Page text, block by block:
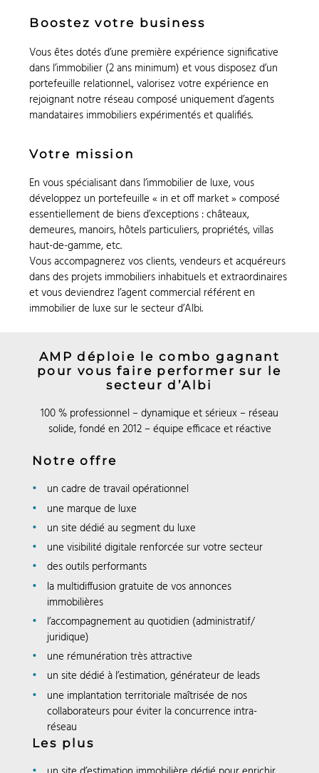
Boostez votre business
Vous êtes dotés d’une première expérience significative
dans l’immobilier (2 ans minimum) et vous disposez d’un
portefeuille relationnel., valorisez votre expérience en
rejoignant notre réseau composé uniquement d’agents
mandataires immobiliers expérimentés et qualifiés.
Votre mission
En vous spécialisant dans l’immobilier de luxe, vous
développez un portefeuille « in et off market » composé
essentiellement de biens d’exceptions : châteaux,
demeures, manoirs, hôtels particuliers, propriétés, villas
haut-de-gamme, etc.
Vous accompagnerez vos clients, vendeurs et acquéreurs
dans des projets immobiliers inhabituels et extraordinaires
et vous deviendrez l’agent commercial référent en
immobilier de luxe sur le secteur d’Albi.
AMP déploie le combo gagnant
pour vous faire performer sur le
secteur d’Albi
100 % professionnel – dynamique et sérieux – réseau
solide, fondé en 2012 – équipe efficace et réactive
Notre offre
un cadre de travail opérationnel
une marque de luxe
un site dédié au segment du luxe
une visibilité digitale renforcée sur votre secteur
des outils performants
la multidiffusion gratuite de vos annonces
immobilières
l’accompagnement au quotidien (administratif/
juridique)
une rémunération très attractive
un site dédié à l’estimation, générateur de leads
une implantation territoriale maîtrisée de nos
collaborateurs pour éviter la concurrence intra-
réseau
Les plus